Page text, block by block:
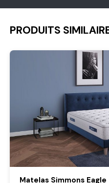
PRODUITS
Matelas Simmons Eagle